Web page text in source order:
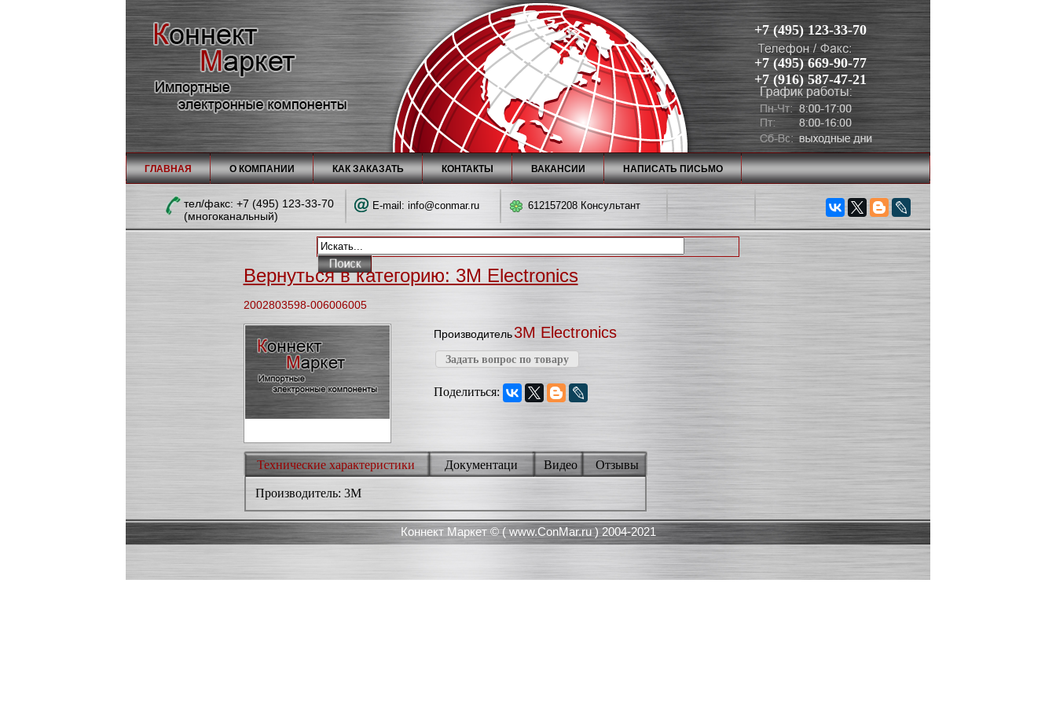
+7 (495) 123-33-70
+7 (495) 669-90-77
+7 (916) 587-47-21
ГЛАВНАЯ О КОМПАНИИ КАК ЗАКАЗАТЬ КОНТАКТЫ ВАКАНСИИ НАПИСАТЬ ПИСЬМО
тел/факc: +7 (495) 123-33-70
(многоканальный)
E-mail: info@conmar.ru 612157208 Консультант
Вернуться в категорию: 3M Electronics
2002803598-006006005
Производитель3M Electronics
Задать вопрос по товару
Поделиться:
Технические характеристики Документаци Видео Отзывы
Производитель: 3M
Коннект Маркет © (www.ConMar.ru) 2004-2021